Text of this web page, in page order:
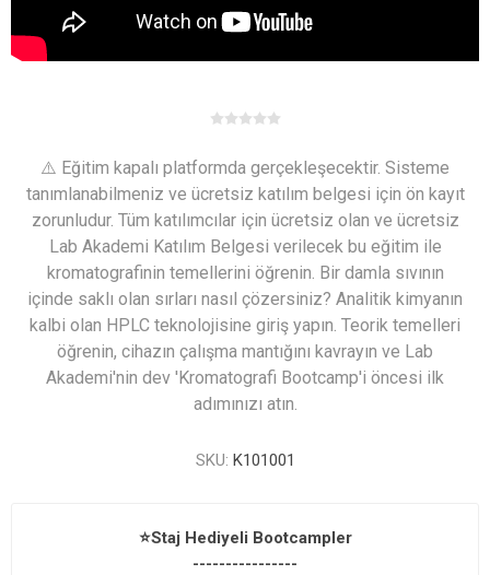
⚠️ Eğitim kapalı platformda gerçekleşecektir. Sisteme
tanımlanabilmeniz ve ücretsiz katılım belgesi için ön kayıt
zorunludur. Tüm katılımcılar için ücretsiz olan ve ücretsiz
Lab Akademi Katılım Belgesi verilecek bu eğitim ile
kromatografinin temellerini öğrenin. Bir damla sıvının
içinde saklı olan sırları nasıl çözersiniz? Analitik kimyanın
kalbi olan HPLC teknolojisine giriş yapın. Teorik temelleri
öğrenin, cihazın çalışma mantığını kavrayın ve Lab
Akademi'nin dev 'Kromatografi Bootcamp'i öncesi ilk
adımınızı atın.
SKU: K101001
⭐Staj Hediyeli Bootcampler
----------------